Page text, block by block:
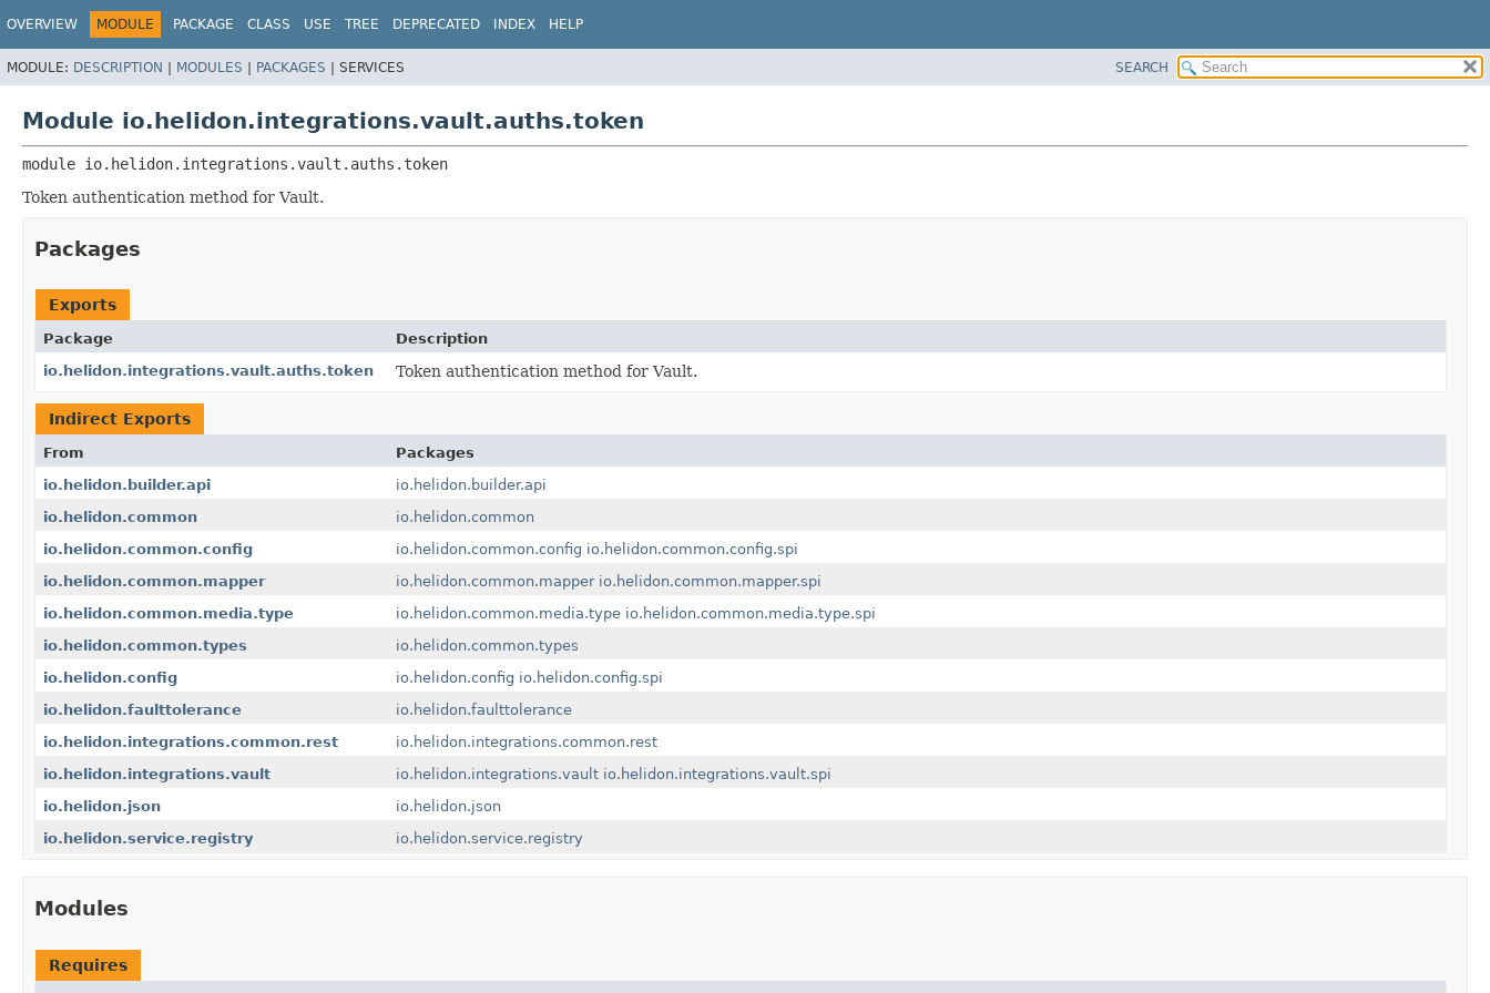
OVERVIEW MODULE PACKAGE CLASS USE TREE DEPRECATED INDEX HELP
MODULE: DESCRIPTION | MODULES | PACKAGES | SERVICES SEARCH
Module io.helidon.integrations.vault.auths.token
module io.helidon.integrations.vault.auths.token
Token authentication method for Vault.
Packages
Exports
Package
Description
io.helidon.integrations.vault.auths.token
Token authentication method for Vault.
Indirect Exports
From
Packages
io.helidon.builder.api
io.helidon.builder.api
io.helidon.common
io.helidon.common
io.helidon.common.config
io.helidon.common.config io.helidon.common.config.spi
io.helidon.common.mapper
io.helidon.common.mapper io.helidon.common.mapper.spi
io.helidon.common.media.type
io.helidon.common.media.type io.helidon.common.media.type.spi
io.helidon.common.types
io.helidon.common.types
io.helidon.config
io.helidon.config io.helidon.config.spi
io.helidon.faulttolerance
io.helidon.faulttolerance
io.helidon.integrations.common.rest
io.helidon.integrations.common.rest
io.helidon.integrations.vault
io.helidon.integrations.vault io.helidon.integrations.vault.spi
io.helidon.json
io.helidon.json
io.helidon.service.registry
io.helidon.service.registry
Modules
Requires